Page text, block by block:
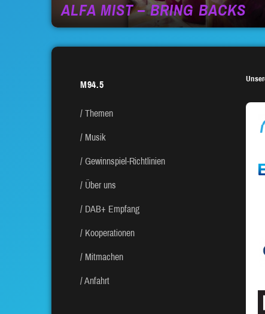
ALFA MIST – BRING BACKS
M94.5
Themen
Musik
Gewinnspiel-Richtlinien
Über uns
DAB+ Empfang
Kooperationen
Mitmachen
Anfahrt